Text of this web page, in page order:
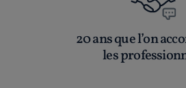
20 ans que l’on
les